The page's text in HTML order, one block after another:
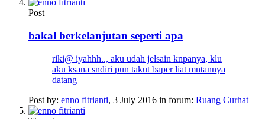
Post
bakal berkelanjutan seperti apa
riki@ iyahhh.., aku udah jelsain knpanya, klu
aku ksana sndiri pun takut baper liat mntannya
datang
Post by: enno fitrianti, 3 July 2016 in forum: Ruang Curhat